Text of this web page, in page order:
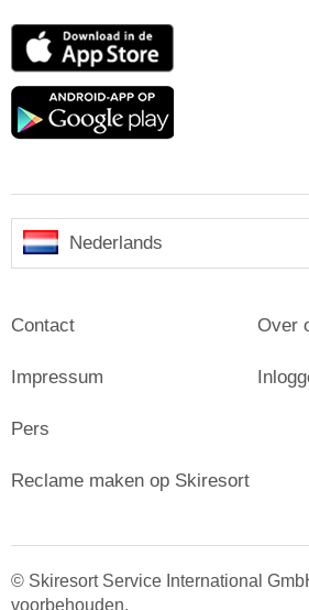
App
Google
Nederlands
Contact
Impressum
Pers
Over
Reclame maken op Skiresort
© Skiresort Service International
voorbehouden.